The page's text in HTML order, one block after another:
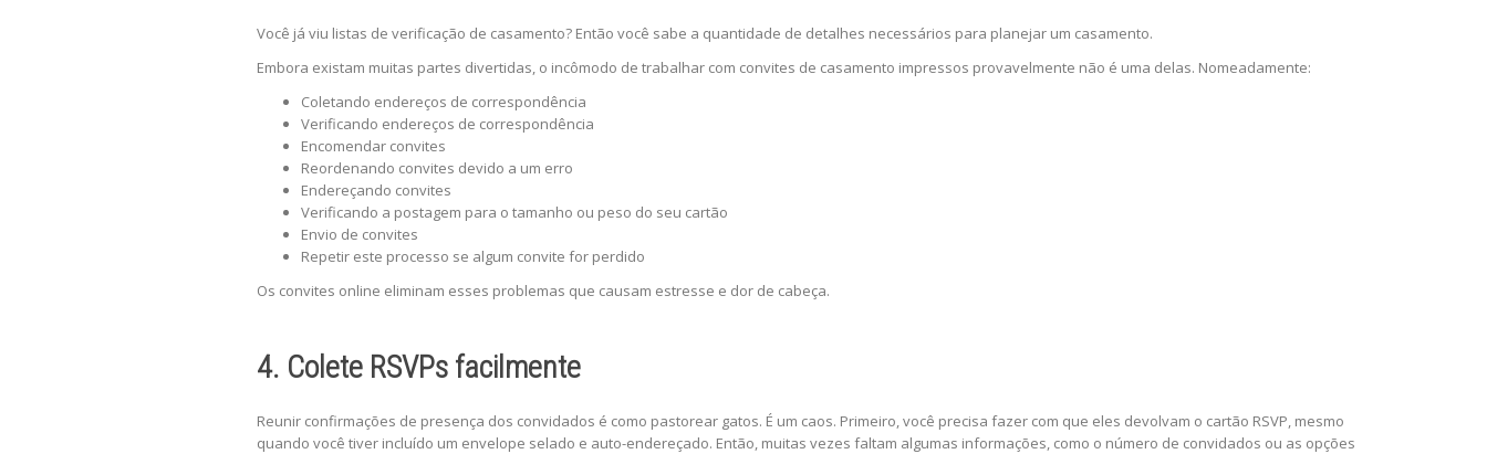
Você já viu listas de verificação de casamento? Então você sabe a quantidade de detalhes necessários para planejar um casamento.
Embora existam muitas partes divertidas, o incômodo de trabalhar com convites de casamento impressos provavelmente não é uma delas. Nomeadamente:
Coletando endereços de correspondência
Verificando endereços de correspondência
Encomendar convites
Reordenando convites devido a um erro
Endereçando convites
Verificando a postagem para o tamanho ou peso do seu cartão
Envio de convites
Repetir este processo se algum convite for perdido
Os convites online eliminam esses problemas que causam estresse e dor de cabeça.
4. Colete RSVPs facilmente
Reunir confirmações de presença dos convidados é como pastorear gatos. É um caos. Primeiro, você precisa fazer com que eles devolvam o cartão RSVP, mesmo
quando você tiver incluído um envelope selado e auto-endereçado. Então, muitas vezes faltam algumas informações, como o número de convidados ou as opções